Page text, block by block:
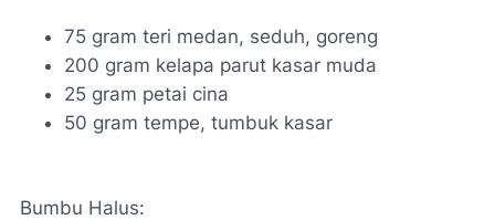
75 gram teri medan, seduh, goreng
200 gram kelapa parut kasar muda
25 gram petai cina
50 gram tempe, tumbuk kasar
Bumbu Halus: